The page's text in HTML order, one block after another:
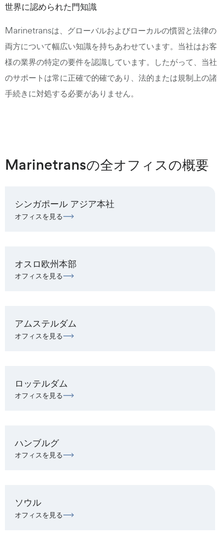
世界に認められた門知識
Marinetransは、グローバルおよびローカルの慣習と法律の
両方について幅広い知識を持ちあわせています。当社はお客
様の業界の特定の要件を認識しています。したがって、当社
のサポートは常に正確で的確であり、法的または規制上の諸
手続きに対処する必要がありません。
Marinetransの全オフィスの概要
シンガポール アジア本社
オフィスを見る
オスロ欧州本部
オフィスを見る
アムステルダム
オフィスを見る
ロッテルダム
オフィスを見る
ハンブルグ
オフィスを見る
ソウル
オフィスを見る